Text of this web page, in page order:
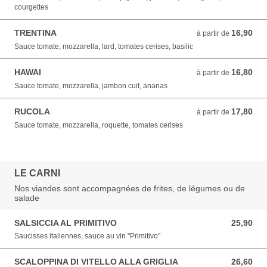
courgettes
TRENTINA à partir de 16,90
à partir de 16,90 EUR
Sauce tomate, mozzarella, lard, tomates cerises, basilic
HAWAI à partir de 16,80
à partir de 16,80 EUR
Sauce tomate, mozzarella, jambon cuit, ananas
RUCOLA à partir de 17,80
à partir de 17,80 EUR
Sauce tomate, mozzarella, roquette, tomates cerises
LE CARNI
Nos viandes sont accompagnées de frites, de légumes ou de
salade
SALSICCIA AL PRIMITIVO 25,90
25,90 EUR
Saucisses italiennes, sauce au vin "Primitivo"
SCALOPPINA DI VITELLO ALLA GRIGLIA 26,60
26,60 EUR